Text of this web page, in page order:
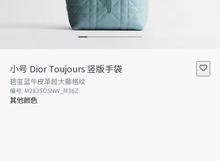
小号 Dior Toujours 竖版手袋
碧玺蓝牛皮革超大藤格纹
编号: M2835OSNW_M36Z
其他颜色